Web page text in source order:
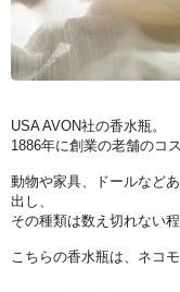
USA AVON社の香水瓶。
1886年に創業の老舗のコ
動物や家具、ドールなど
出し、
その種類は数え切れない程
こちらの香水瓶は、ネコモ